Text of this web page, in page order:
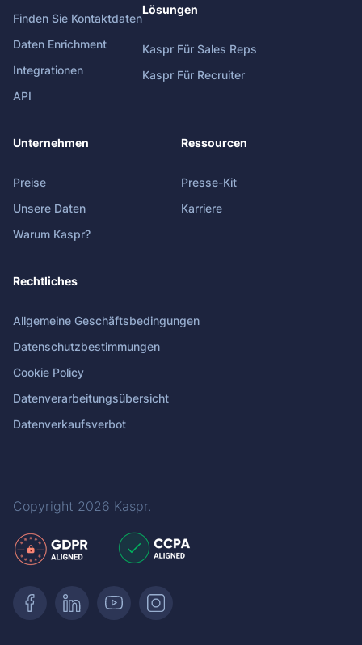
Finden Sie Kontaktdaten
Daten Enrichment
Integrationen
API
Lösungen
Kaspr Für Sales Reps
Kaspr Für Recruiter
Unternehmen
Preise
Unsere Daten
Warum Kaspr?
Ressourcen
Presse-Kit
Karriere
Rechtliches
Allgemeine Geschäftsbedingungen
Datenschutzbestimmungen
Cookie Policy
Datenverarbeitungsübersicht
Datenverkaufsverbot
Copyright 2026 Kaspr.